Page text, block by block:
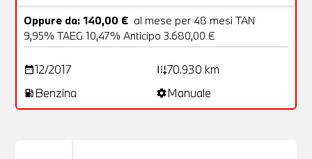
Oppure da: 140,00 € al mese per 48 mesi TAN
9,95% TAEG 10,47% Anticipo 3.680,00 €
date_range12/2017 add_road70.930 km
local_gas_station Benzina settingsManuale